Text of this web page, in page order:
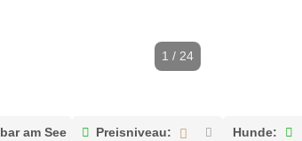
1 / 24
am See Preisniveau: Hunde: